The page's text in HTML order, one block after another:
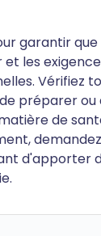
garantir
et les
Vérifiez
préparer
de
d'apporter